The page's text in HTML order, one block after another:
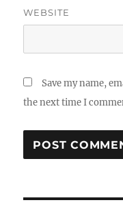
WEBSITE
Save my name,
the next time I